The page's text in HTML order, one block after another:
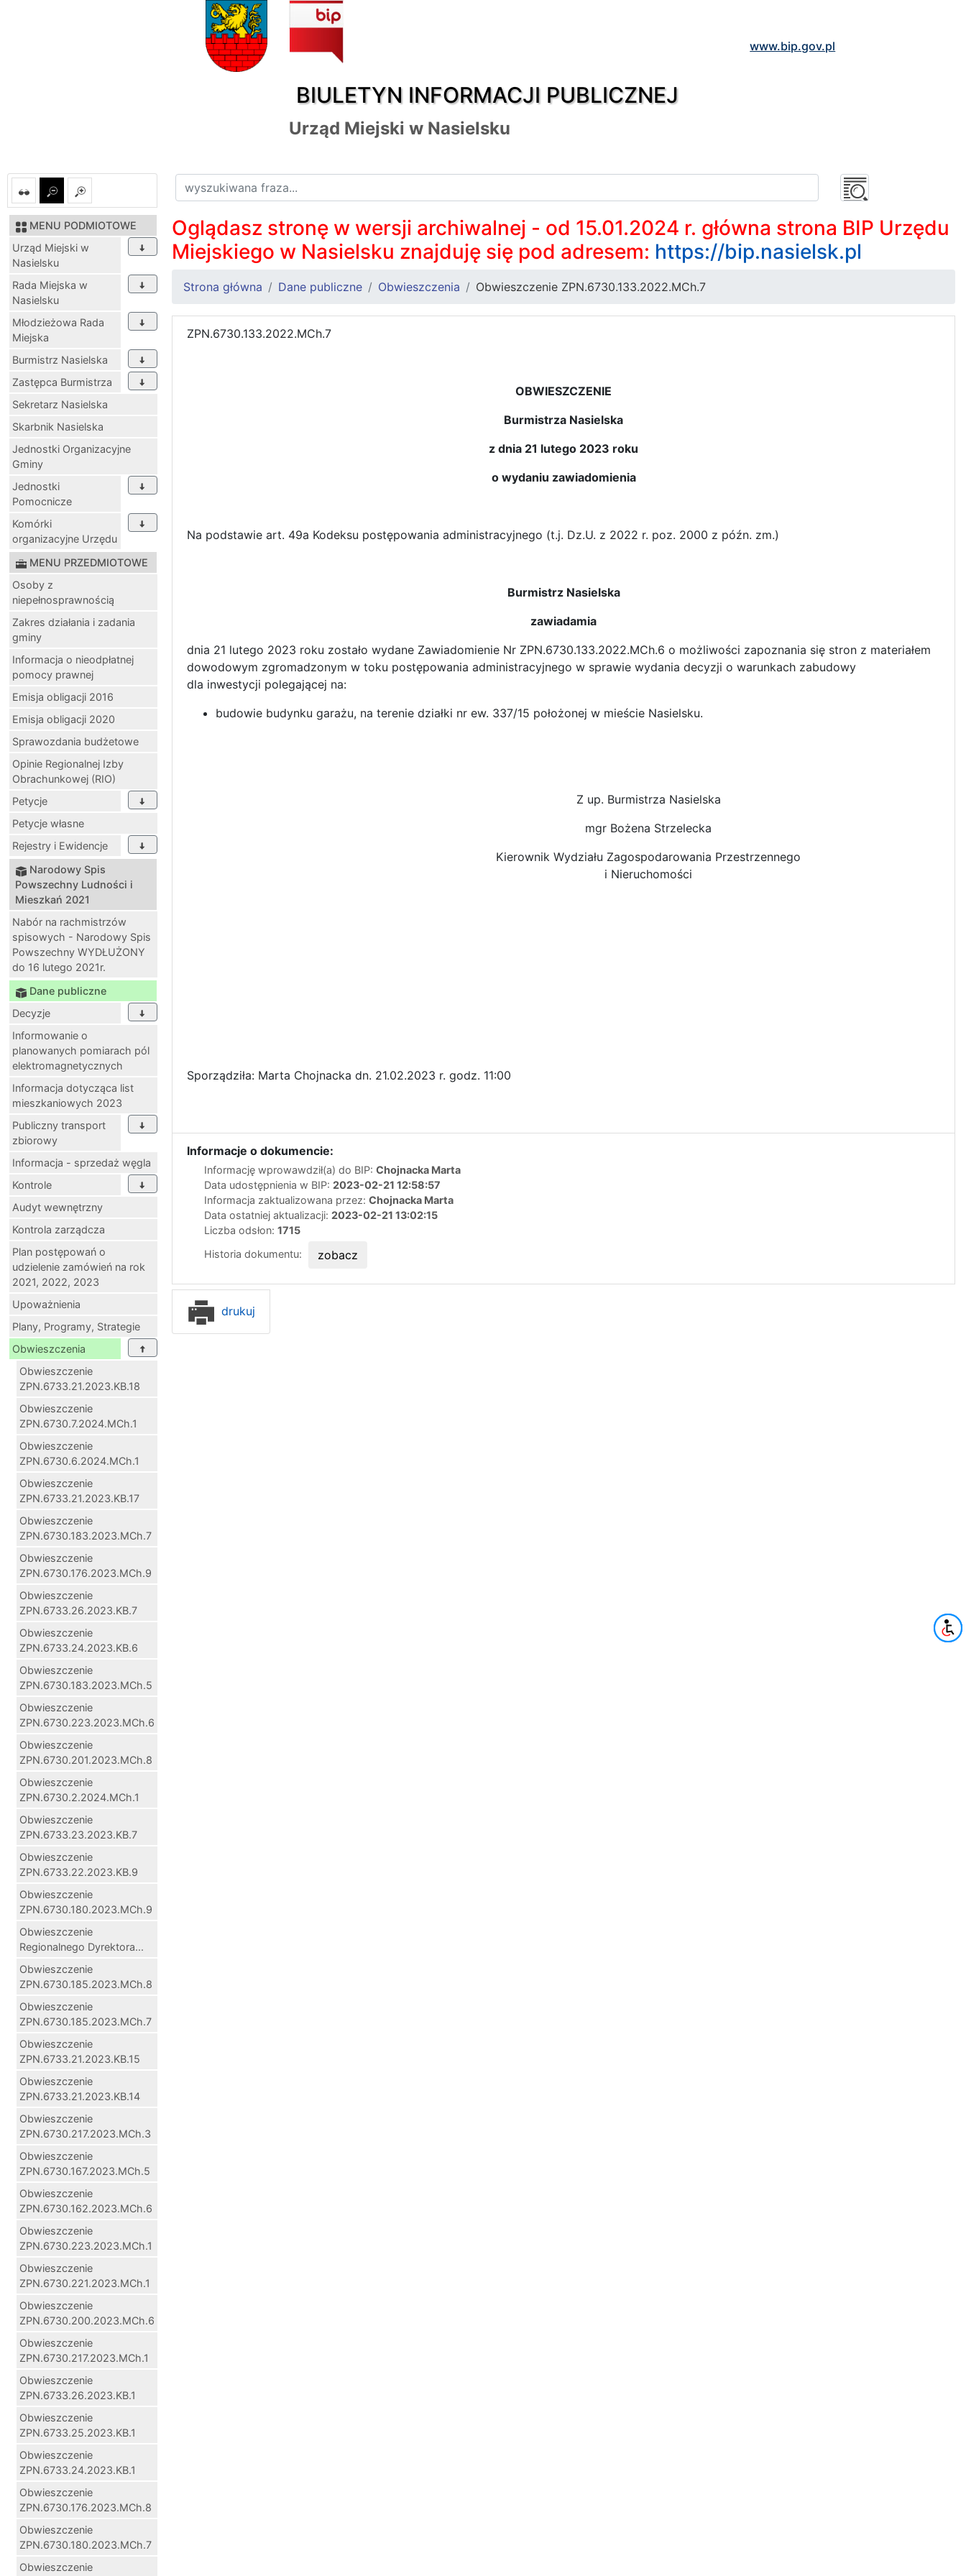
BIULETYN INFORMACJI PUBLICZNEJ
www.bip.gov.pl
Urząd Miejski w Nasielsku
MENU PODMIOTOWE
Urząd Miejski w
Nasielsku
Rada Miejska w
Nasielsku
Młodzieżowa Rada
Miejska
Burmistrz Nasielska
Zastępca Burmistrza
Sekretarz Nasielska
Skarbnik Nasielska
Jednostki Organizacyjne
Gminy
Jednostki
Pomocnicze
Komórki
organizacyjne Urzędu
MENU PRZEDMIOTOWE
Osoby z
niepełnosprawnością
Zakres działania i zadania
gminy
Informacja o nieodpłatnej
pomocy prawnej
Emisja obligacji 2016
Emisja obligacji 2020
Sprawozdania budżetowe
Opinie Regionalnej Izby
Obrachunkowej (RIO)
Petycje
Petycje własne
Rejestry i Ewidencje
Narodowy Spis
Powszechny Ludności i
Mieszkań 2021
Nabór na rachmistrzów
spisowych - Narodowy Spis
Powszechny WYDŁUŻONY
do 16 lutego 2021r.
Dane publiczne
Decyzje
Informowanie o
planowanych pomiarach pól
elektromagnetycznych
Informacja dotycząca list
mieszkaniowych 2023
Publiczny transport
zbiorowy
Informacja - sprzedaż węgla
Kontrole
Audyt wewnętrzny
Kontrola zarządcza
Plan postępowań o
udzielenie zamówień na rok
2021, 2022, 2023
Upoważnienia
Plany, Programy, Strategie
Obwieszczenia
Obwieszczenie
ZPN.6733.21.2023.KB.18
Obwieszczenie
ZPN.6730.7.2024.MCh.1
Obwieszczenie
ZPN.6730.6.2024.MCh.1
Obwieszczenie
ZPN.6733.21.2023.KB.17
Obwieszczenie
ZPN.6730.183.2023.MCh.7
Obwieszczenie
ZPN.6730.176.2023.MCh.9
Obwieszczenie
ZPN.6733.26.2023.KB.7
Obwieszczenie
ZPN.6733.24.2023.KB.6
Obwieszczenie
ZPN.6730.183.2023.MCh.5
Obwieszczenie
ZPN.6730.223.2023.MCh.6
Obwieszczenie
ZPN.6730.201.2023.MCh.8
Obwieszczenie
ZPN.6730.2.2024.MCh.1
Obwieszczenie
ZPN.6733.23.2023.KB.7
Obwieszczenie
ZPN.6733.22.2023.KB.9
Obwieszczenie
ZPN.6730.180.2023.MCh.9
Obwieszczenie
Regionalnego Dyrektora...
Obwieszczenie
ZPN.6730.185.2023.MCh.8
Obwieszczenie
ZPN.6730.185.2023.MCh.7
Obwieszczenie
ZPN.6733.21.2023.KB.15
Obwieszczenie
ZPN.6733.21.2023.KB.14
Obwieszczenie
ZPN.6730.217.2023.MCh.3
Obwieszczenie
ZPN.6730.167.2023.MCh.5
Obwieszczenie
ZPN.6730.162.2023.MCh.6
Obwieszczenie
ZPN.6730.223.2023.MCh.1
Obwieszczenie
ZPN.6730.221.2023.MCh.1
Obwieszczenie
ZPN.6730.200.2023.MCh.6
Obwieszczenie
ZPN.6730.217.2023.MCh.1
Obwieszczenie
ZPN.6733.26.2023.KB.1
Obwieszczenie
ZPN.6733.25.2023.KB.1
Obwieszczenie
ZPN.6733.24.2023.KB.1
Obwieszczenie
ZPN.6730.176.2023.MCh.8
Obwieszczenie
ZPN.6730.180.2023.MCh.7
Obwieszczenie
Oglądasz stronę w wersji archiwalnej - od 15.01.2024 r. główna strona BIP Urzędu
Miejskiego w Nasielsku znajduję się pod adresem: https://bip.nasielsk.pl
Strona główna Dane publiczne Obwieszczenia Obwieszczenie ZPN.6730.133.2022.MCh.7
ZPN.6730.133.2022.MCh.7
OBWIESZCZENIE
Burmistrza Nasielska
z dnia 21 lutego 2023 roku
o wydaniu zawiadomienia
Na podstawie art. 49a Kodeksu postępowania administracyjnego (t.j. Dz.U. z 2022 r. poz. 2000 z późn. zm.)
Burmistrz Nasielska
zawiadamia
dnia 21 lutego 2023 roku zostało wydane Zawiadomienie Nr ZPN.6730.133.2022.MCh.6 o możliwości zapoznania się stron z materiałem
dowodowym zgromadzonym w toku postępowania administracyjnego w sprawie wydania decyzji o warunkach zabudowy
dla inwestycji polegającej na:
budowie budynku garażu, na terenie działki nr ew. 337/15 położonej w mieście Nasielsku.
Z up. Burmistrza Nasielska
mgr Bożena Strzelecka
Kierownik Wydziału Zagospodarowania Przestrzennego
i Nieruchomości
Sporządziła: Marta Chojnacka dn. 21.02.2023 r. godz. 11:00
Informacje o dokumencie:
Informację wprowawdził(a) do BIP: Chojnacka Marta
Data udostępnienia w BIP: 2023-02-21 12:58:57
Informacja zaktualizowana przez: Chojnacka Marta
Data ostatniej aktualizacji: 2023-02-21 13:02:15
Liczba odsłon: 1715
Historia dokumentu:
zobacz
drukuj